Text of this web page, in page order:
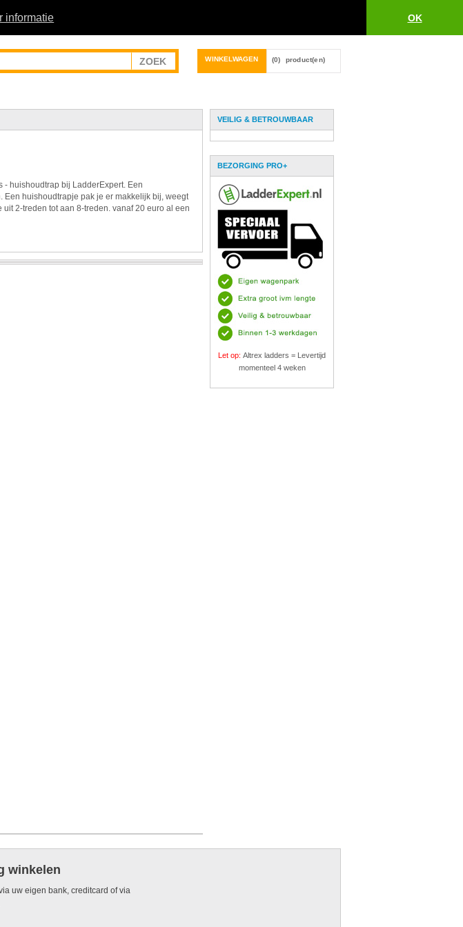
informatie OK
WINKELWAGEN (0) product(en)
- huishoudtrap bij LadderExpert. Een
huishoudtrapje pak je er makkelijk bij, weegt
2-treden tot aan 8-treden. vanaf 20 euro al een
VEILIG & BETROUWBAAR
BEZORGING PRO+
Let op: Altrex ladders = Levertijd
momenteel 4 weken
winkelen
uw eigen bank, creditcard of via